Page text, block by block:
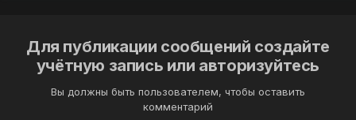
Для публикации сообщений создайте
учётную запись или авторизуйтесь
Вы должны быть пользователем, чтобы оставить
комментарий